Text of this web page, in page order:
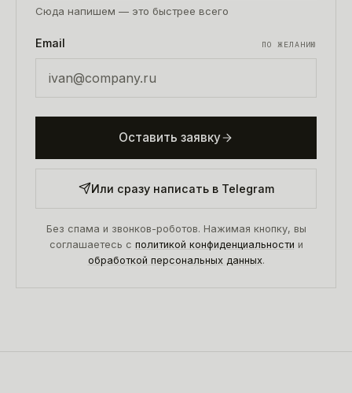
Сюда напишем — это быстрее всего
Email ПО ЖЕЛАНИЮ
Оставить заявку
Или сразу написать в Telegram
Без спама и звонков-роботов. Нажимая кнопку, вы
соглашаетесь с политикой конфиденциальности и
обработкой персональных данных.